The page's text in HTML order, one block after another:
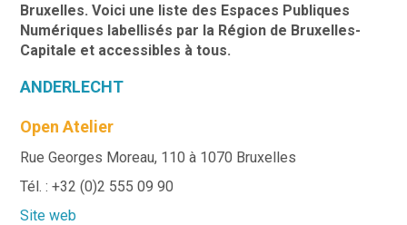
Bruxelles. Voici une liste des Espaces Publiques
Numériques labellisés par la Région de Bruxelles-
Capitale et accessibles à tous.
ANDERLECHT
Open Atelier
Rue Georges Moreau, 110 à 1070 Bruxelles
Tél. : +32 (0)2 555 09 90
Site web